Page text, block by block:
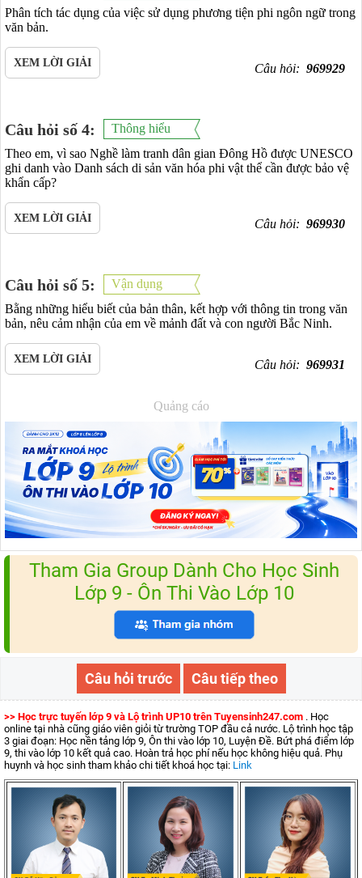
Phân tích tác dụng của việc sử dụng phương tiện phi ngôn ngữ trong
văn bản.
XEM LỜI GIẢI Câu hỏi: 969929
Câu hỏi số 4:
Thông hiểu
Theo em, vì sao Nghề làm tranh dân gian Đông Hồ được UNESCO
ghi danh vào Danh sách di sản văn hóa phi vật thể cần được bảo vệ
khẩn cấp?
XEM LỜI GIẢI Câu hỏi: 969930
Câu hỏi số 5:
Vận dụng
Bằng những hiểu biết của bản thân, kết hợp với thông tin trong văn
bản, nêu cảm nhận của em về mảnh đất và con người Bắc Ninh.
XEM LỜI GIẢI Câu hỏi: 969931
Quảng cáo
Tham Gia Group Dành Cho Học Sinh
Lớp 9 - Ôn Thi Vào Lớp 10
Câu hỏi trước Câu tiếp theo
>> Học trực tuyến lớp 9 và Lộ trình UP10 trên Tuyensinh247.com . Học
online tại nhà cũng giáo viên giỏi từ trường TOP đầu cả nước. Lộ trình học tập
3 giai đoạn: Học nền tảng lớp 9, Ôn thi vào lớp 10, Luyện Đề. Bứt phá điểm lớp
9, thi vào lớp 10 kết quả cao. Hoàn trả học phí nếu học không hiệu quả. Phụ
huynh và học sinh tham khảo chi tiết khoá học tại: Link